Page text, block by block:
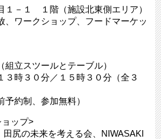
－１ １階（施設北東側エリア）
ワークショップ、フードマーケッ
立スツールとテーブル）
時３０分／１５時３０分（全３
約制、参加無料）
ップ>
尻の未来を考える会、NIWASAKI